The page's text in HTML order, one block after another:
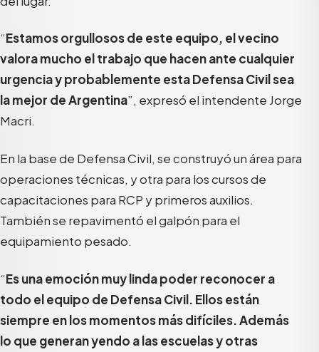
“Estamos orgullosos de este equipo, el vecino
valora mucho el trabajo que hacen ante cualquier
urgencia y probablemente esta Defensa Civil sea
la mejor de Argentina”, expresó el intendente Jorge
Macri.
En la base de Defensa Civil, se construyó un área para
operaciones técnicas, y otra para los cursos de
capacitaciones para RCP y primeros auxilios.
También se repavimentó el galpón para el
equipamiento pesado.
“Es una emoción muy linda poder reconocer a
todo el equipo de Defensa Civil. Ellos están
siempre en los momentos más difíciles. Además
lo que generan yendo a las escuelas y otras